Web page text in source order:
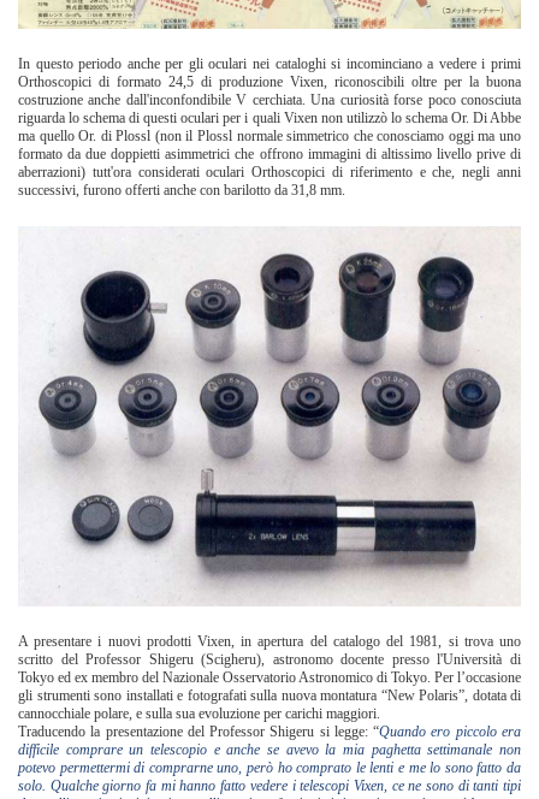
In questo periodo anche per gli oculari nei cataloghi si incominciano a vedere i primi
Orthoscopici di formato 24,5 di produzione Vixen, riconoscibili oltre per la buona
costruzione anche dall'inconfondibile V cerchiata. Una curiosità forse poco conosciuta
riguarda lo schema di questi oculari per i quali Vixen non utilizzò lo schema Or. Di Abbe
ma quello Or. di Plossl (non il Plossl normale simmetrico che conosciamo oggi ma uno
formato da due doppietti asimmetrici che offrono immagini di altissimo livello prive di
aberrazioni) tutt'ora considerati oculari Orthoscopici di riferimento e che, negli anni
successivi, furono offerti anche con barilotto da 31,8 mm.
A presentare i nuovi prodotti Vixen, in apertura del catalogo del 1981, si trova uno
scritto del Professor Shigeru (Scigheru), astronomo docente presso l'Università di
Tokyo ed ex membro del Nazionale Osservatorio Astronomico di Tokyo. Per l’occasione
gli strumenti sono installati e fotografati sulla nuova montatura “New Polaris”, dotata di
cannocchiale polare, e sulla sua evoluzione per carichi maggiori.
Traducendo la presentazione del Professor Shigeru si legge: “Quando ero piccolo era
difficile comprare un telescopio e anche se avevo la mia paghetta settimanale non
potevo permettermi di comprarne uno, però ho comprato le lenti e me lo sono fatto da
solo. Qualche giorno fa mi hanno fatto vedere i telescopi Vixen, ce ne sono di tanti tipi